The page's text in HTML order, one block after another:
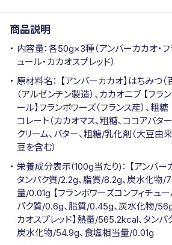
商品説明
内容量：各50g×3種（アンバーカカオ・
ュール・カカオスプレッド）
原材料名： 【アンバーカカオ】はちみつ（
（アルゼンチン製造）、カカオニブ 【フラ
ール】フランボワーズ（フランス産）、粗糖
コレート（カカオマス、粗糖、ココアバタ
クリーム、バター、粗糖/乳化剤（大豆由
豆を含む）
栄養成分表示(100g当たり)： 【アンバー
タンパク質/2.2g、脂質/8.2g、炭水化物/
量/0.01g 【フランボワーズコンフィチュ
パク質/0.6g、脂質/0.45g、炭水化物/
カオスプレッド】熱量/565.2kcal、タンパ
炭水化物/54.9g、食塩相当量/0.01g